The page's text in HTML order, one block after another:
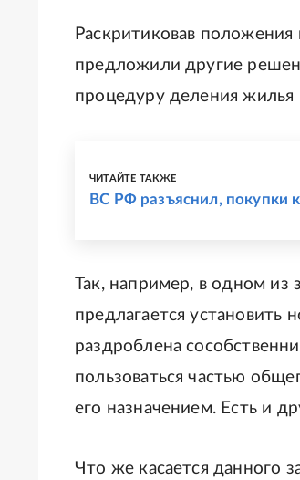
Раскритиковав
предложили другие
процедуру деления
ЧИТАЙТЕ ТАКЖЕ
ВС РФ разъяснил, покупки
Так, например, в одном из
предлагается установить
раздроблена
пользоваться частью
его назначением. Есть и
Что же касается данного